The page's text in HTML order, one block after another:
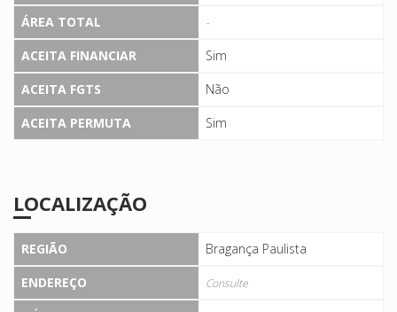
ÁREA TOTAL -
ACEITA FINANCIAR
Sim
ACEITA FGTS
Não
ACEITA PERMUTA
Sim
LOCALIZAÇÃO
REGIÃO
Bragança Paulista
ENDEREÇO
Consulte